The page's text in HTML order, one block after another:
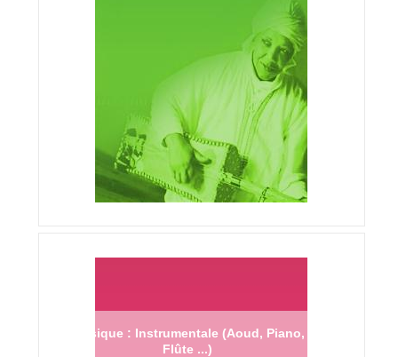
Musique : Instrumentale (Aoud, Piano,
Flûte ...)